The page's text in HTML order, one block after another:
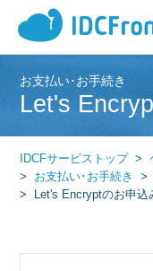
お支払い･お手続き
Let's
IDCFサービストップ
お支払い･お手続き
Let's Encryptのお申込